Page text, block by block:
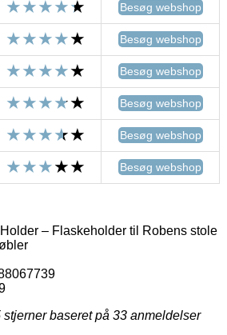
Besøg webshop
Besøg webshop
Besøg webshop
Besøg webshop
Besøg webshop
Besøg webshop
– Flaskeholder til Robens stole
stjerner baseret på 33 anmeldelser